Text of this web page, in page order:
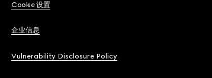
Cookie 设置
企业信息
Vulnerability Disclosure Policy